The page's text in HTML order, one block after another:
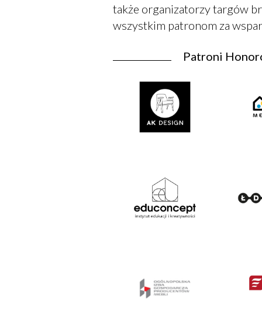
także organizatorzy targów
wszystkim patronom za
Patroni